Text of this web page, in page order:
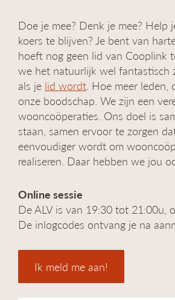
Doe je mee? Denk je mee? Help
koers te blijven? Je bent van
hoeft nog geen lid van Cooplink
we het natuurlijk wel fantastisch
als je lid wordt. Hoe meer leden,
onze boodschap. We zijn een
wooncoöperaties. Ons doel is
staan, samen ervoor te zorgen
eenvoudiger wordt om
realiseren. Daar hebben we jou
Online sessie
De ALV is van 19:30 tot 21:00u,
De inlogcodes ontvang je na
Ik meld me aan!